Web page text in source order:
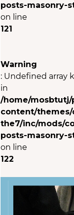
posts-masonry-
on line
121
Warning
: Undefined array
in
/home/
content/
the7/inc/mods/
posts-masonry-
on line
122